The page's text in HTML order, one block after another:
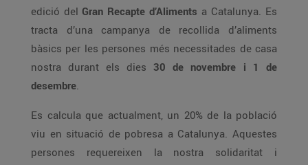
edició del Gran Recapte d’Aliments a Catalunya. Es
tracta d’una campanya de recollida d’aliments
bàsics per les persones més necessitades de casa
nostra durant els dies 30 de novembre i 1 de
desembre.
Es calcula que actualment, un 20% de la població
viu en situació de pobresa a Catalunya. Aquestes
persones requereixen la nostra solidaritat i